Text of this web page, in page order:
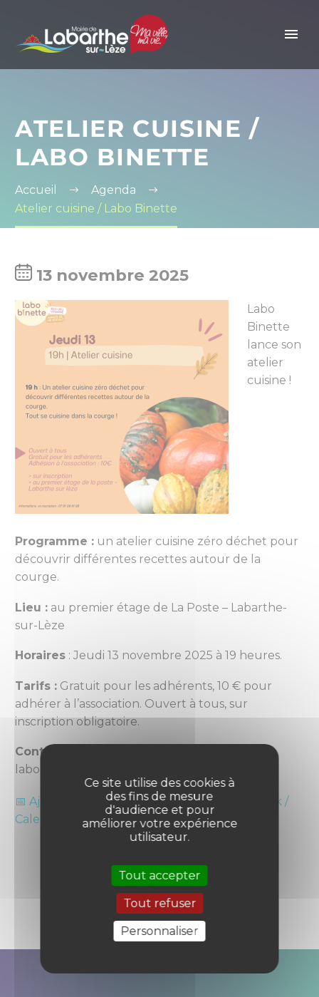
ATELIER CUISINE /
LABO BINETTE
Accueil
Agenda
Atelier cuisine / Labo Binette
13 novembre 2025
Labo
Binette
lance son
atelier
cuisine !
Programme : un atelier cuisine zéro déchet pour
découvrir différentes recettes autour de la
courge.
Lieu : au premier étage de La Poste – Labarthe-
sur-Lèze
Horaires : Jeudi 13 novembre 2025 à 19 heures.
Tarifs : Gratuit pour les adhérents, 10 € pour
adhérer à l’association. Ouvert à tous, sur
inscription obligatoire.
Contact :
labo.binette31@gmail.com
📅 Ajouter à Google
Calendar
|
📂 Ajouter à Outlook /
Apple
Ce site utilise des cookies à
des fins de mesure
d'audience et pour
améliorer votre expérience
utilisateur.
Tout accepter
Tout refuser
Personnaliser